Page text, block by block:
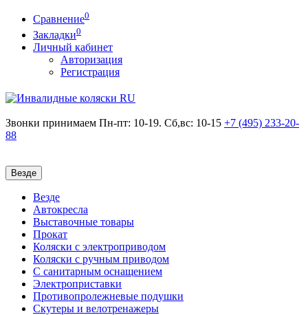
Сравнение0
Закладки0
Личный кабинет
Авторизация
Регистрация
Звонки принимаем Пн-пт: 10-19. Сб,вс: 10-15 +7 (495) 233-20-
88
Везде
Везде
Автокресла
Выставочные товары
Прокат
Коляски с электроприводом
Коляски с ручным приводом
С санитарным оснащением
Электроприставки
Противопролежневые подушки
Скутеры и велотренажеры